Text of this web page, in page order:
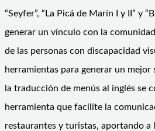
“Seyfer”, “La Picá de Marín I y II” y
generar un vínculo con la
de las personas con discapacidad
herramientas para generar un
la traducción de menús al inglés se
herramienta que facilite la
restaurantes y turistas, aportando a